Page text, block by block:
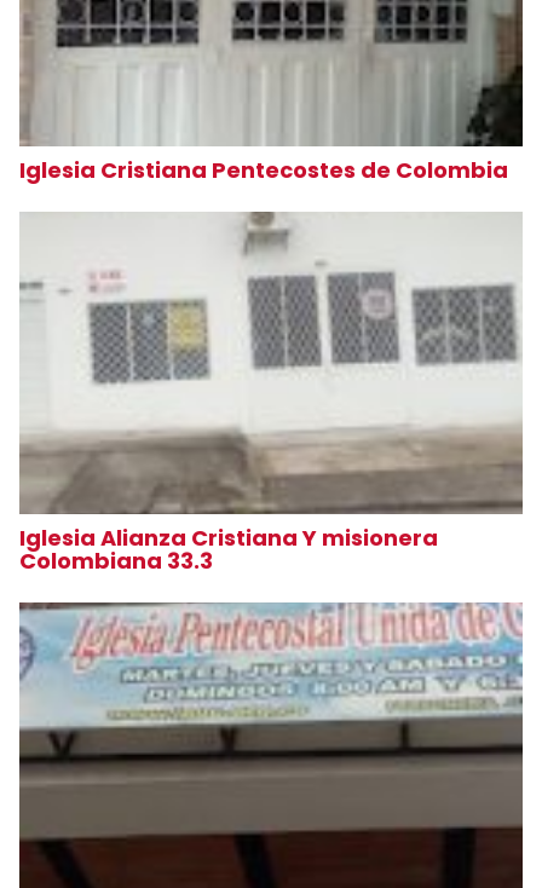
Iglesia Cristiana Pentecostes de Colombia
Iglesia Alianza Cristiana Y misionera
Colombiana 33.3